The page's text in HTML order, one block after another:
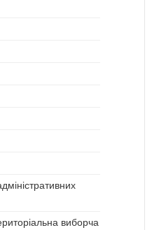
виборча